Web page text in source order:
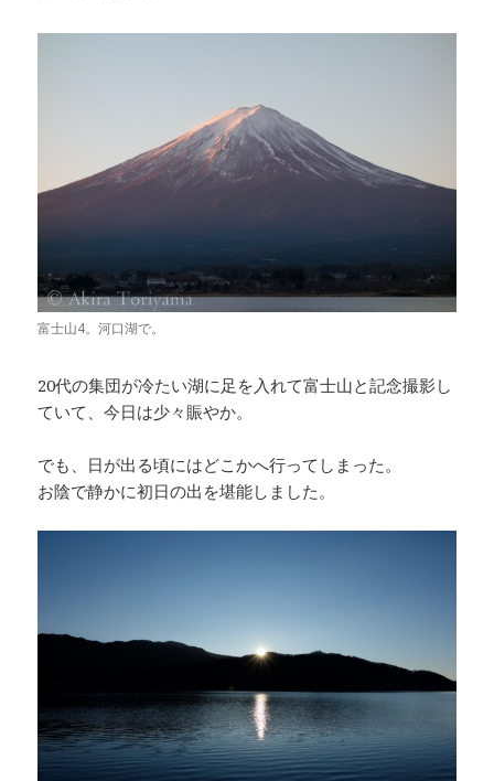
富士山4。河口湖で。
20代の集団が冷たい湖に足を入れて富士山と記念撮影し
ていて、今日は少々賑やか。
でも、日が出る頃にはどこかへ行ってしまった。
お陰で静かに初日の出を堪能しました。